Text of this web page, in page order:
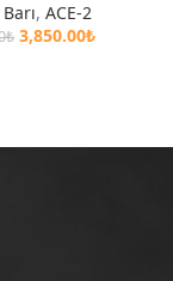
, ACE-2
₺ 3,850.00₺